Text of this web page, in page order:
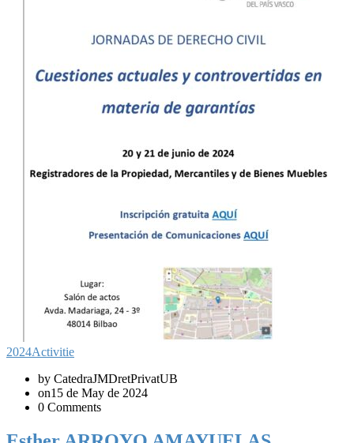
2024Activitie
by CatedraJMDretPrivatUB
on15 de May de 2024
0 Comments